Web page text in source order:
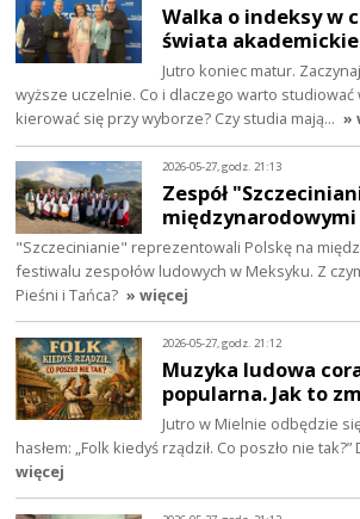
Walka o indeksy w
świata
Jutro koniec matur.
wyższe uczelnie. Co i dlaczego warto studiować
kierować się przy wyborze? Czy studia mają… »
2026-05-27, godz. 21:13
Zespół
"Szczecinianie" reprezentowali Polskę na
festiwalu zespołów ludowych w Meksyku. Z
Pieśni i Tańca? » więcej
2026-05-27, godz. 21:12
Muzyka ludowa
popularna. Jak to
Jutro w Mielnie odbędzie
hasłem: „Folk kiedyś rządził. Co poszło nie
więcej